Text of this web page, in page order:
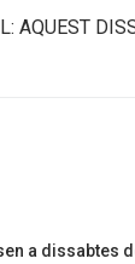
AQUEST
a dissabtes